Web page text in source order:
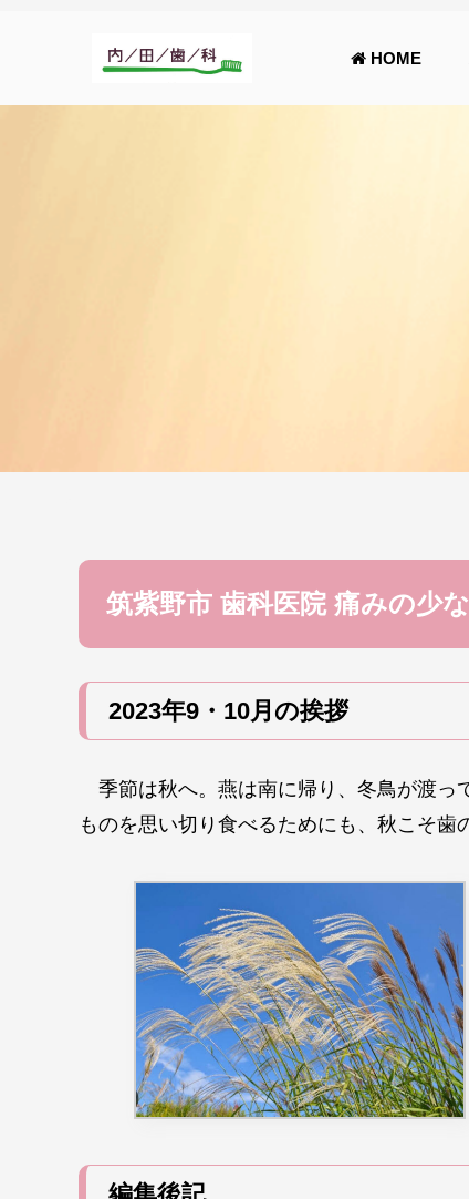
HOME
筑紫野市 歯科医院 痛みの少
2023年9・10月の挨拶
季節は秋へ。燕は南に帰り、冬鳥が渡っ
ものを思い切り食べるためにも、秋こそ歯